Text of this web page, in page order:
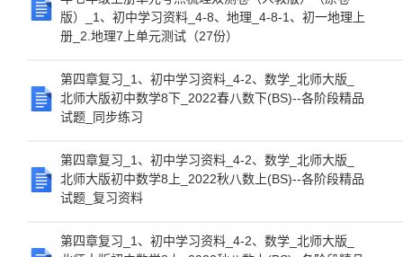
版）_1、初中学习资料_4-8、地理_4-8-1、初一地理上
册_2.地理7上单元测试（27份）
第四章复习_1、初中学习资料_4-2、数学_北师大版_
北师大版初中数学8下_2022春八数下(BS)--各阶段精品
试题_同步练习
第四章复习_1、初中学习资料_4-2、数学_北师大版_
北师大版初中数学8上_2022秋八数上(BS)--各阶段精品
试题_复习资料
第四章复习_1、初中学习资料_4-2、数学_北师大版_